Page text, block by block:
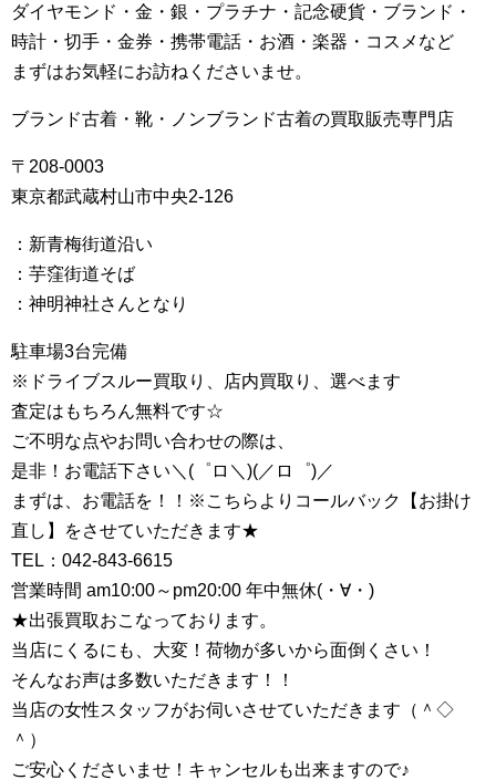
ダイヤモンド・金・銀・プラチナ・記念硬貨・ブランド・
時計・切手・金券・携帯電話・お酒・楽器・コスメなど
まずはお気軽にお訪ねくださいませ。
ブランド古着・靴・ノンブランド古着の買取販売専門店
〒208-0003
東京都武蔵村山市中央2-126
：新青梅街道沿い
：芋窪街道そば
：神明神社さんとなり
駐車場3台完備
※ドライブスルー買取り、店内買取り、選べます
査定はもちろん無料です☆
ご不明な点やお問い合わせの際は、
是非！お電話下さい＼(゜ロ＼)(／ロ゜)／
まずは、お電話を！！※こちらよりコールバック【お掛け
直し】をさせていただきます★
TEL：042-843-6615
営業時間 am10:00～pm20:00 年中無休(・∀・)
★出張買取おこなっております。
当店にくるにも、大変！荷物が多いから面倒くさい！
そんなお声は多数いただきます！！
当店の女性スタッフがお伺いさせていただきます（＾◇
＾）
ご安心くださいませ！キャンセルも出来ますので♪